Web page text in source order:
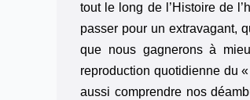
tout le long de l’Histoire de
passer pour un extravagant,
que nous gagnerons à
reproduction quotidienne du
aussi comprendre nos